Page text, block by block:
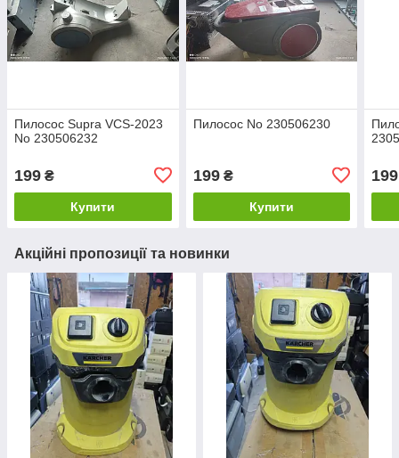
Пилосос Supra VCS-2023
No 230506232
199 ₴
Купити
Пилосос No 230506230
199₴
Купити
199
Акційні пропозиції та новинки